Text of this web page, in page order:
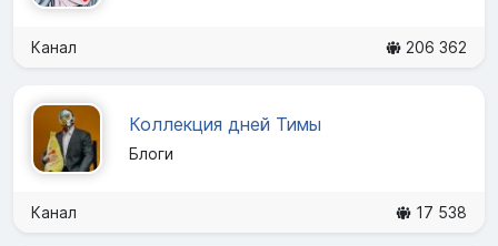
Канал 206 362
Коллекция дней Тимы
Блоги
Канал 17 538